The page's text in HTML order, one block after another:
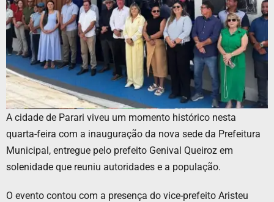
A cidade de Parari viveu um momento histórico nesta
quarta-feira com a inauguração da nova sede da Prefeitura
Municipal, entregue pelo prefeito Genival Queiroz em
solenidade que reuniu autoridades e a população.
O evento contou com a presença do vice-prefeito Aristeu